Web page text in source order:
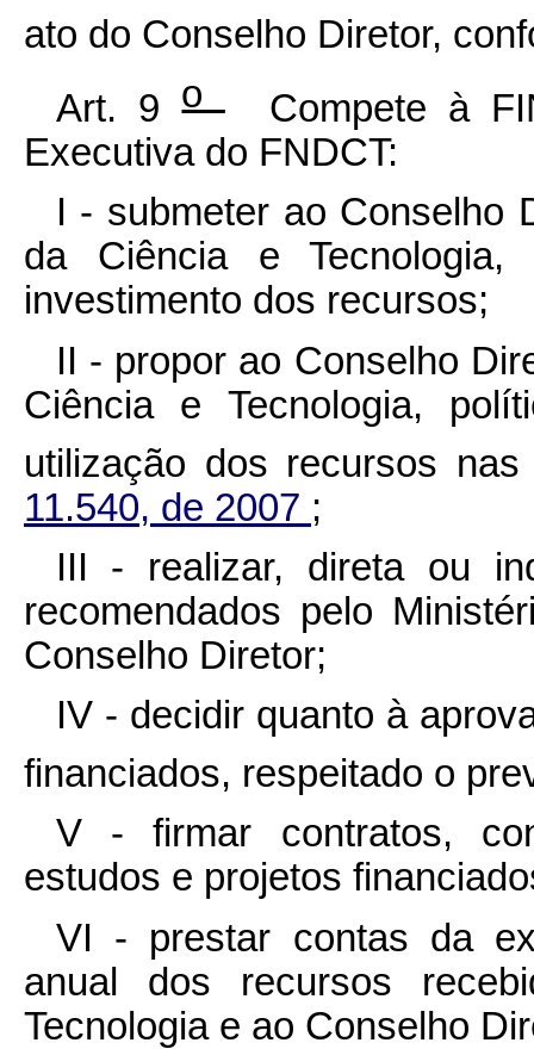
ato do Conselho Diretor,
Art. 9o Compete à
Executiva do FNDCT:
I - submeter ao Conselho
da Ciência e
investimento dos recursos;
II - propor ao Conselho
Ciência e Tecnologia,
utilização dos recursos
11.540, de 2007 ;
III - realizar, direta ou
recomendados pelo
Conselho Diretor;
IV - decidir quanto à
financiados, respeitado o
V - firmar contratos,
estudos e projetos
VI - prestar contas da
anual dos recursos
Tecnologia e ao Conselho